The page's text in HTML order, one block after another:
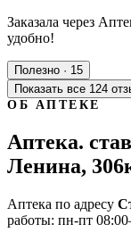
Заказала через
удобно!
Полезно · 15
Показать все 124
ОБ АПТЕКЕ
Аптека.
Ленина,
Аптека по адресу
работы: пн-пт